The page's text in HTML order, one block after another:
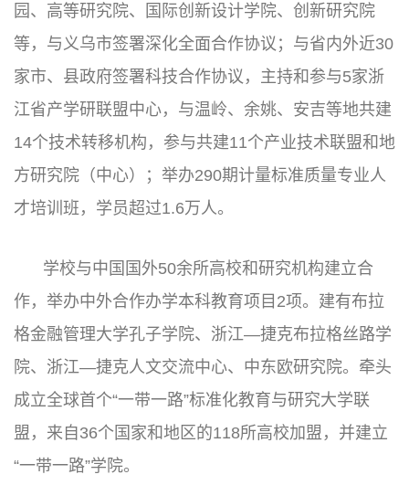
园、高等研究院、国际创新设计学院、创新研究院
等，与义乌市签署深化全面合作协议；与省内外近30
家市、县政府签署科技合作协议，主持和参与5家浙
江省产学研联盟中心，与温岭、余姚、安吉等地共建
14个技术转移机构，参与共建11个产业技术联盟和地
方研究院（中心）；举办290期计量标准质量专业人
才培训班，学员超过1.6万人。
学校与中国国外50余所高校和研究机构建立合
作，举办中外合作办学本科教育项目2项。建有布拉
格金融管理大学孔子学院、浙江—捷克布拉格丝路学
院、浙江—捷克人文交流中心、中东欧研究院。牵头
成立全球首个“一带一路”标准化教育与研究大学联
盟，来自36个国家和地区的118所高校加盟，并建立
“一带一路”学院。